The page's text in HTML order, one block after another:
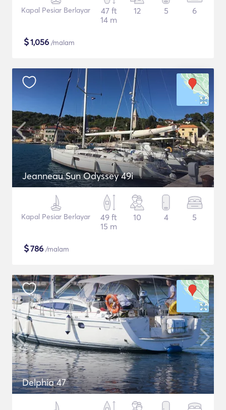
Kapal Pesiar Berlayar
47 ft
14 m
12 5 6
$1,056 /malam
Jeanneau Sun Odyssey 49i
Kapal Pesiar Berlayar
49 ft
15 m
10 4 5
$786 /malam
Delphia 47